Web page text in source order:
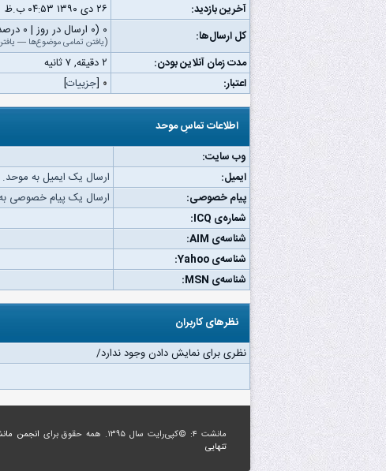
آخرین بازدید:
۲۶ دى ۱۳۹۰ ۰۴:۵۳ ب.ظ
کل ارسال‌ها:
۰ (۰ ارسال در روز | ۰ درصد از کل ارسال‌ها)
(یافتن تمامی موضوع‌ها —
مدت زمان آنلاین بودن:
۲ دقیقه, ۷ ثانیه
اعتبار:
۰ [جزییات]
اطلاعات تماسِ موحد
وب‌ سایت:
ایمیل:
ارسال یک ایمیل به موحد.
پیام خصوصی:
ارسال یک پیام خصوصی
شماره‌ی ICQ:
شناسه‌ی AIM:
شناسه‌ی Yahoo:
شناسه‌ی MSN:
نظرهای کاربران
نظری برای نمایش دادن وجود ندارد/
مانشت ۴: ©کپی‌رایت سال ۱۳۹۵. همه حقوق برای انجمن
تنهایی